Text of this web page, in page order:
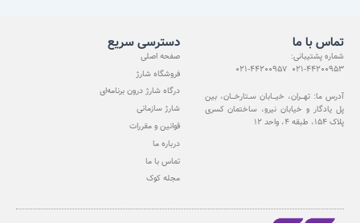
تماس با ما
شماره پشتیبانی:
021-44200953 021-44200957
آدرس ما: تهــــران، خیــــابان ســتارخــــان، بین
پل یادگار و خیابان نیرو، ساختمان کسری
پلاک 154، طبقه 4، واحد 12
دسترسی سریع
صفحه اصلی
فروشگاه شارژ
درگاه شارژ درون‌ برنامه‌ای
شارژ سازمانی
قوانین و مقررات
درباره ما
تماس با ما
مجله کوک